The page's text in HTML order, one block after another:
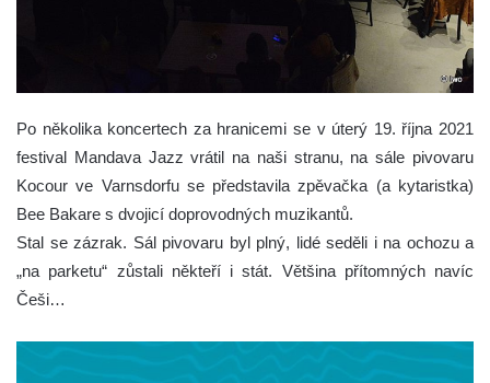
Po několika koncertech za hranicemi se v úterý 19. října 2021
festival Mandava Jazz vrátil na naši stranu, na sále pivovaru
Kocour ve Varnsdorfu se představila zpěvačka (a kytaristka)
Bee Bakare s dvojicí doprovodných muzikantů.
Stal se zázrak. Sál pivovaru byl plný, lidé seděli i na ochozu a
„na parketu“ zůstali někteří i stát. Většina přítomných navíc
Češi…